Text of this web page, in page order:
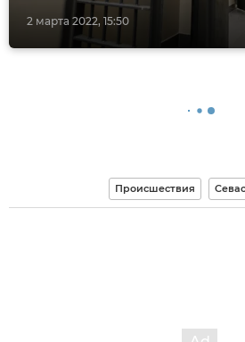
2 марта 2022, 15:50
Происшествия